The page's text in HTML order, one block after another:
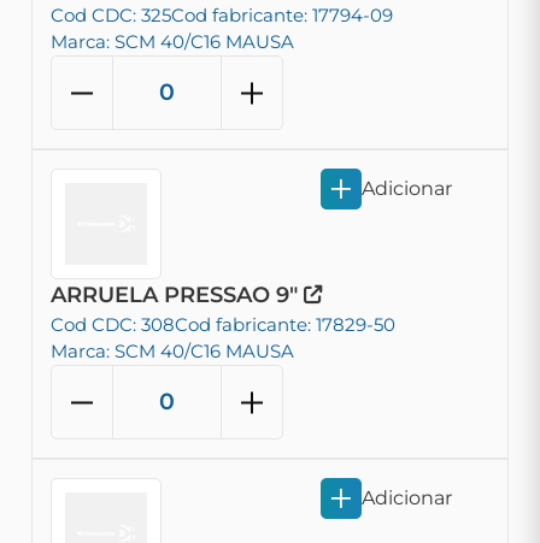
Cod CDC: 325Cod fabricante: 17794-09
Marca: SCM 40/C16 MAUSA
ARRUELA PRESSAO 9"
Cod CDC: 308Cod fabricante: 17829-50
Marca: SCM 40/C16 MAUSA
Adicionar
Adicionar